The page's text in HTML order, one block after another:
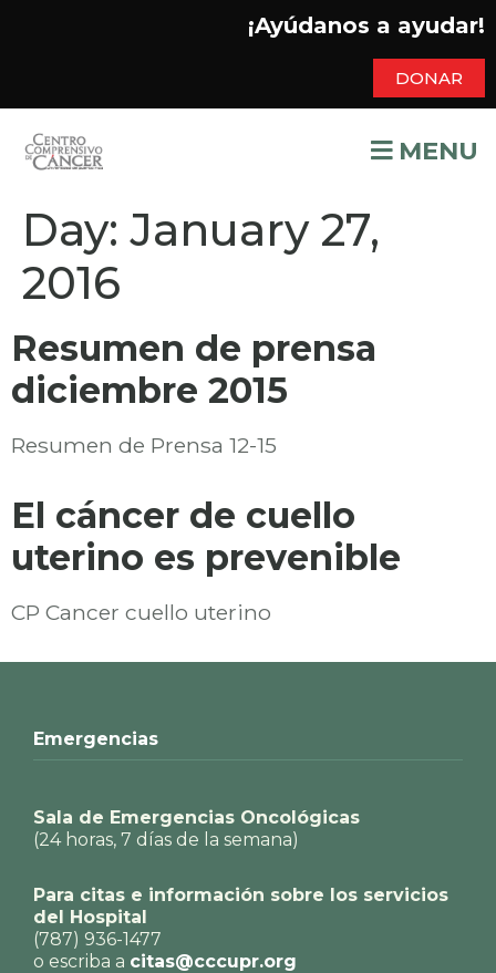
¡Ayúdanos a ayudar!
DONAR
MENU
Day:January 27,
2016
Resumen de prensa
diciembre 2015
Resumen de Prensa 12-15
El cáncer de cuello
uterino es prevenible
CP Cancer cuello uterino
Emergencias
Sala de Emergencias Oncológicas
(24 horas, 7 días de la semana)
Para citas e información sobre los servicios
del Hospital
(787) 936-1477
o escriba a citas@cccupr.org